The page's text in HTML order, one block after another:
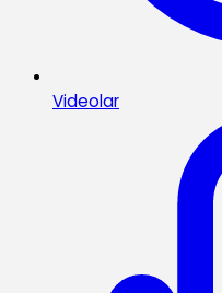
Videolar